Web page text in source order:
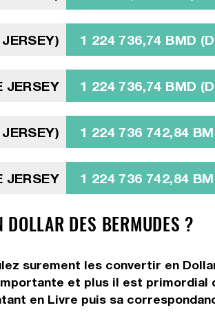
1 224 736,74 BMD
JERSEY 1 224 736,74 BMD
1 224 736 742,84
JERSEY 1 224 736 742,84
DES BERMUDES ?
surement les convertir en
et plus il est primordial
en Livre puis sa